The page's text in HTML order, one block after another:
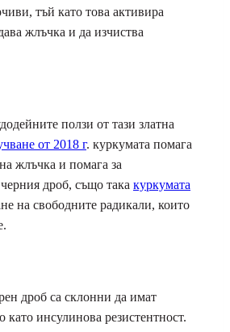
тъй като това активира
жлъчка и да изчиства
ползи от тази златна
от 2018 г. куркумата помага
жлъчка и помага за
дроб, също така куркумата
на свободните радикали, които
дроб са склонни да имат
като инсулинова резистентност.